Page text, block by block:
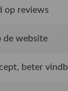
op reviews
de website
beter